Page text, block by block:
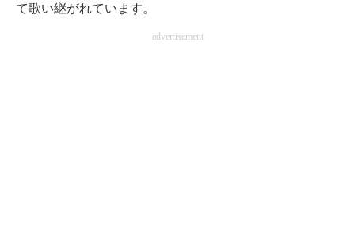
て歌い継がれています。
advertisement